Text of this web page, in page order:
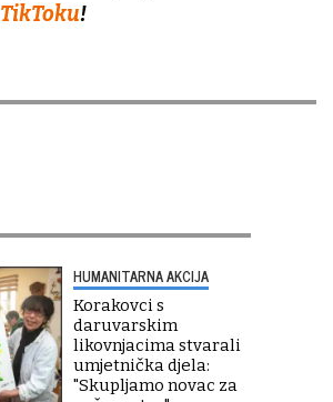
TikToku!
HUMANITARNA AKCIJA
Korakovci s
daruvarskim
likovnjacima stvarali
umjetnička djela:
"Skupljamo novac za